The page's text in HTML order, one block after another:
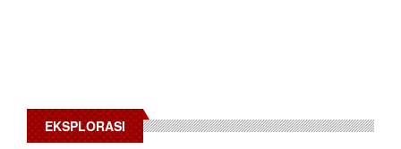
EKSPLORASI